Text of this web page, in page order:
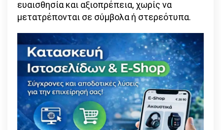
ευαισθησία και αξιοπρέπεια, χωρίς να
μετατρέπονται σε σύμβολα ή στερεότυπα.